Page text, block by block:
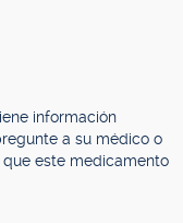
información
a su médico o
este medicamento